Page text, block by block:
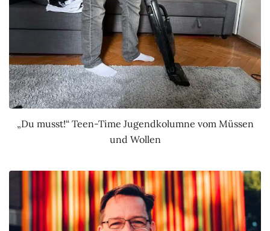
„Du musst!“ Teen-Time Jugendkolumne vom Müssen
und Wollen